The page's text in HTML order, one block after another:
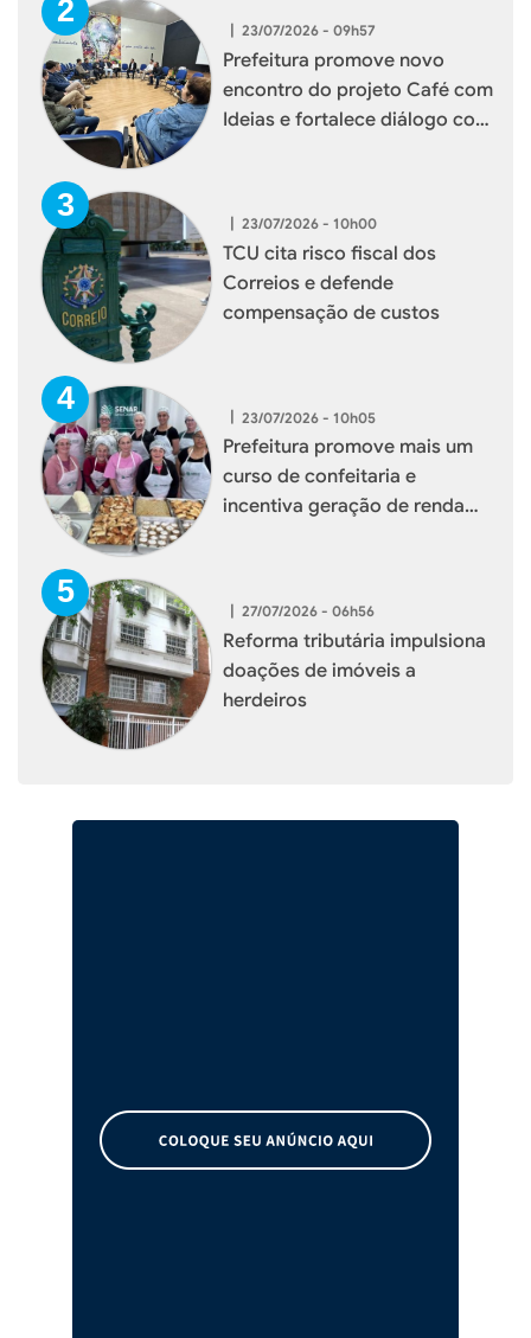
| 23/07/2026 - 09h57
Prefeitura promove novo
encontro do projeto Café com
Ideias e fortalece diálogo com
| 23/07/2026 - 10h00
TCU cita risco fiscal dos
Correios e defende
compensação de custos
| 23/07/2026 - 10h05
Prefeitura promove mais um
curso de confeitaria e
incentiva geração de renda
| 27/07/2026 - 06h56
Reforma tributária impulsiona
doações de imóveis a
herdeiros